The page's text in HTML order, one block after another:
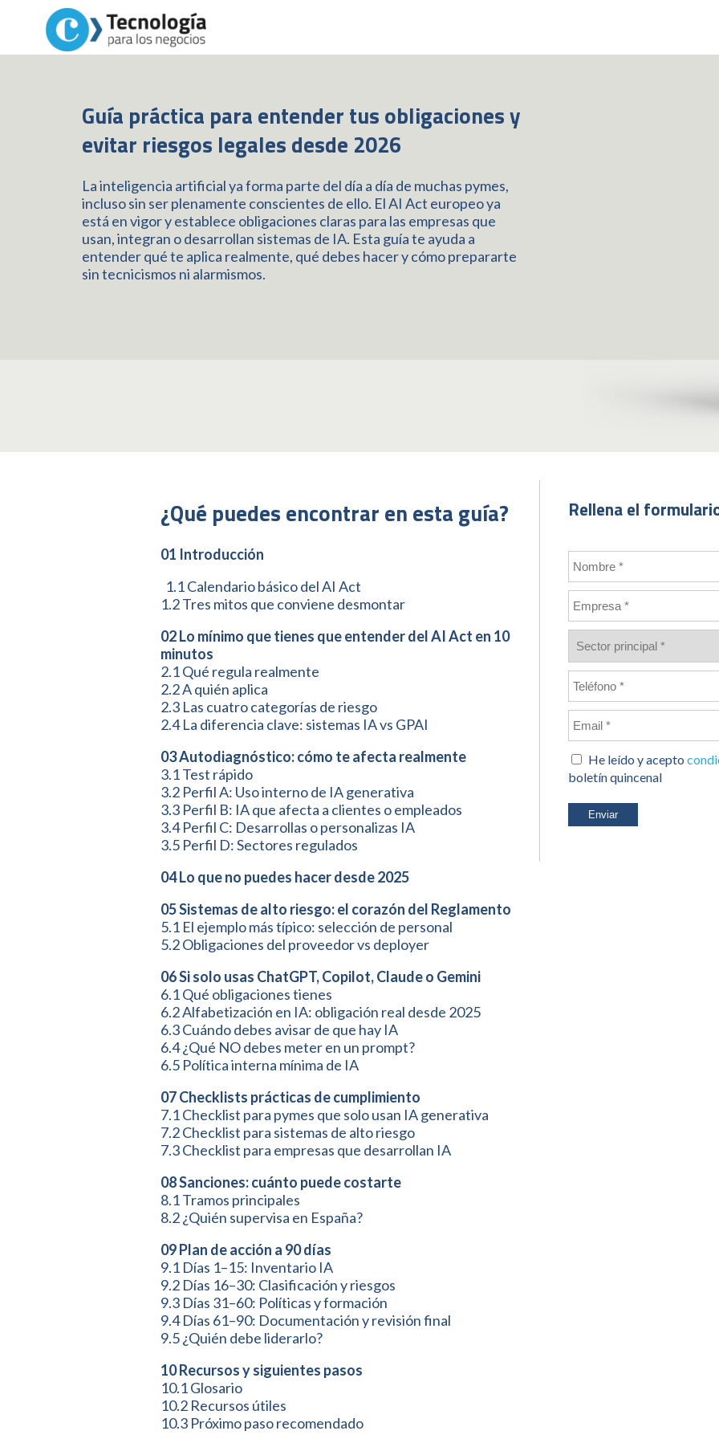
Guía práctica para entender tus obligaciones y
evitar riesgos legales desde 2026
La inteligencia artificial ya forma parte del día a día de muchas pymes,
incluso sin ser plenamente conscientes de ello. El AI Act europeo ya
está en vigor y establece obligaciones claras para las empresas que
usan, integran o desarrollan sistemas de IA. Esta guía te ayuda a
entender qué te aplica realmente, qué debes hacer y cómo prepararte
sin tecnicismos ni alarmismos.
¿Qué puedes encontrar en esta guía?
01 Introducción
1.1 Calendario básico del AI Act
1.2 Tres mitos que conviene desmontar
02 Lo mínimo que tienes que entender del AI Act en 10
minutos
2.1 Qué regula realmente
2.2 A quién aplica
2.3 Las cuatro categorías de riesgo
2.4 La diferencia clave: sistemas IA vs GPAI
03 Autodiagnóstico: cómo te afecta realmente
3.1 Test rápido
3.2 Perfil A: Uso interno de IA generativa
3.3 Perfil B: IA que afecta a clientes o empleados
3.4 Perfil C: Desarrollas o personalizas IA
3.5 Perfil D: Sectores regulados
04 Lo que no puedes hacer desde 2025
05 Sistemas de alto riesgo: el corazón del Reglamento
5.1 El ejemplo más típico: selección de personal
5.2 Obligaciones del proveedor vs deployer
06 Si solo usas ChatGPT, Copilot, Claude o Gemini
6.1 Qué obligaciones tienes
6.2 Alfabetización en IA: obligación real desde 2025
6.3 Cuándo debes avisar de que hay IA
6.4 ¿Qué NO debes meter en un prompt?
6.5 Política interna mínima de IA
07 Checklists prácticas de cumplimiento
7.1 Checklist para pymes que solo usan IA generativa
7.2 Checklist para sistemas de alto riesgo
7.3 Checklist para empresas que desarrollan IA
08 Sanciones: cuánto puede costarte
8.1 Tramos principales
8.2 ¿Quién supervisa en España?
09 Plan de acción a 90 días
9.1 Días 1–15: Inventario IA
9.2 Días 16–30: Clasificación y riesgos
9.3 Días 31–60: Políticas y formación
9.4 Días 61–90: Documentación y revisión final
9.5 ¿Quién debe liderarlo?
10 Recursos y siguientes pasos
10.1 Glosario
10.2 Recursos útiles
10.3 Próximo paso recomendado
Rellena el
He leído y acepto
boletín quincenal